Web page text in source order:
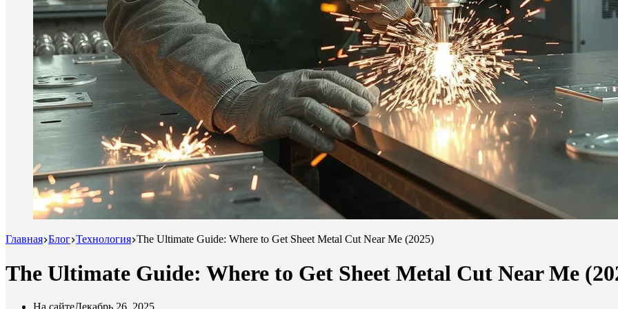
Главная Блог Технология The Ultimate Guide: Where to Get Sheet Metal Cut Near Me (2025)
The Ultimate Guide: Where to Get Sheet Metal Cut Near Me
На сайтеДекабрь 26, 2025